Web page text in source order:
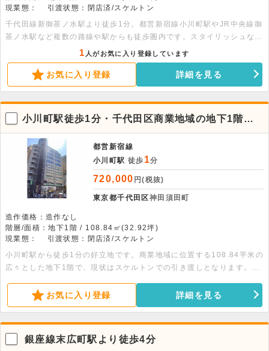
現業態：
引渡状態：閉店済/スケルトン
千代田線新御茶ノ水駅より徒歩1分。都営新宿線小川町駅やJR中央線御
茶ノ水駅など複数の路線や駅からも徒歩圏内です。スタイリッシュな外
観のビルです。2024年に大規模修繕工事実施済みです。周辺は飲食店
も充実しているエリアです。
1 人がお気に入り登録しています
お気に入り登録 詳細を見る
小川町駅徒歩1分・千代田区商業地域の地下1階、
幅広い業態に対応
都営新宿線
小川町駅 徒歩 1分
720,000 円(税抜)
東京都千代田区神田須田町
造作価格：造作なし
階層/面積：地下1階 / 108.84㎡(32.92坪)
現業態：
引渡状態：閉店済/スケルトン
小川町駅から徒歩1分の好立地です。商業地域に位置する108.84平米の
広々とした地下1階で、現状はスケルトンでの引き渡しとなります。飲
ぜひご検討ください。
お気に入り登録 詳細を見る
銀座線末広町駅より徒歩4分